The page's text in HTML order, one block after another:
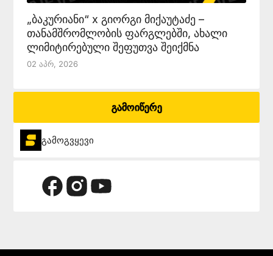
„ბაკურიანი“ x გიორგი მიქაუტაძე –
თანამშრომლობის ფარგლებში, ახალი
ლიმიტირებული შეფუთვა შეიქმნა
02 Აპრ, 2026
გამოიწერე
გამოგვყევი